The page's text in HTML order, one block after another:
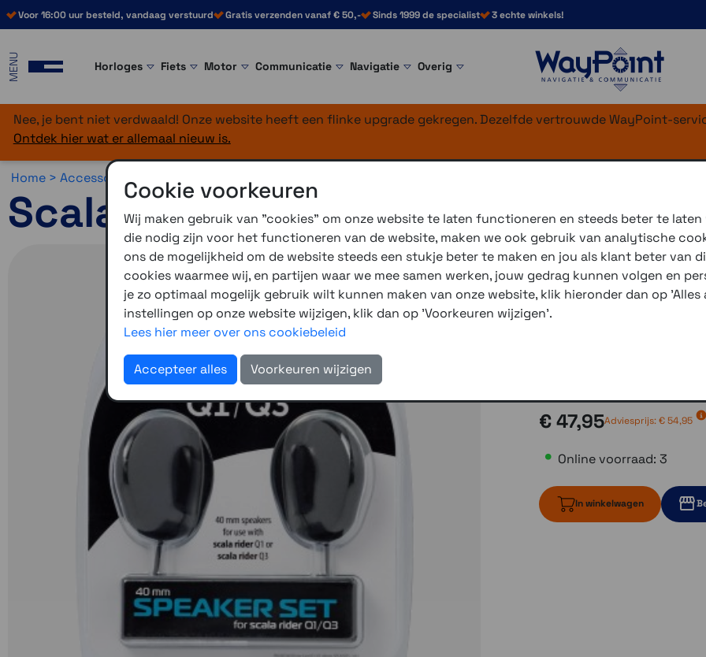
Voor 16:00 uur besteld, vandaag verstuurd Gratis verzenden vanaf € 50,- Sinds 1999 de specialist 3 echte winkels!
MENU Horloges Fiets Motor Communicatie Navigatie Overig
Nee, je bent niet verdwaald! Onze website heeft een flinke upgrade gekregen. Dezelfde vertrouwde WayPoint-
Ontdek hier wat er allemaal nieuw is.
Home > Accessoires >
Scala Rider Speakerset 40mm
Geschikt voor de Q1-Q3-
Freecom4
3 winkels voor uitleg en
€ 47,95Adviesprijs:€ 54,95
Online voorraad: 3
In winkelwagen
Cookie voorkeuren
Wij maken gebruik van "cookies" om onze website te laten functioneren en steeds beter te
die nodig zijn voor het functioneren van de website, maken we ook gebruik van analytische
ons de mogelijkheid om de website steeds een stukje beter te maken en jou als klant beter van
cookies waarmee wij, en partijen waar we mee samen werken, jouw gedrag kunnen volgen en
je zo optimaal mogelijk gebruik wilt kunnen maken van onze website, klik hieronder dan op
instellingen op onze website wijzigen, klik dan op 'Voorkeuren wijzigen'.
Lees hier meer over ons cookiebeleid
Accepteer alles Voorkeuren wijzigen